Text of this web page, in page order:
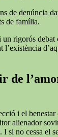
de
de família.
rigorós
de
i el
alienador
no cessa el